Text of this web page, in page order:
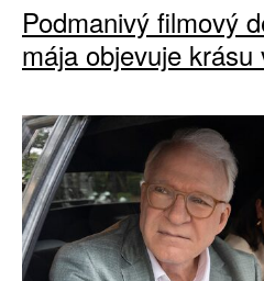
Podmanivý filmový
mája objevuje